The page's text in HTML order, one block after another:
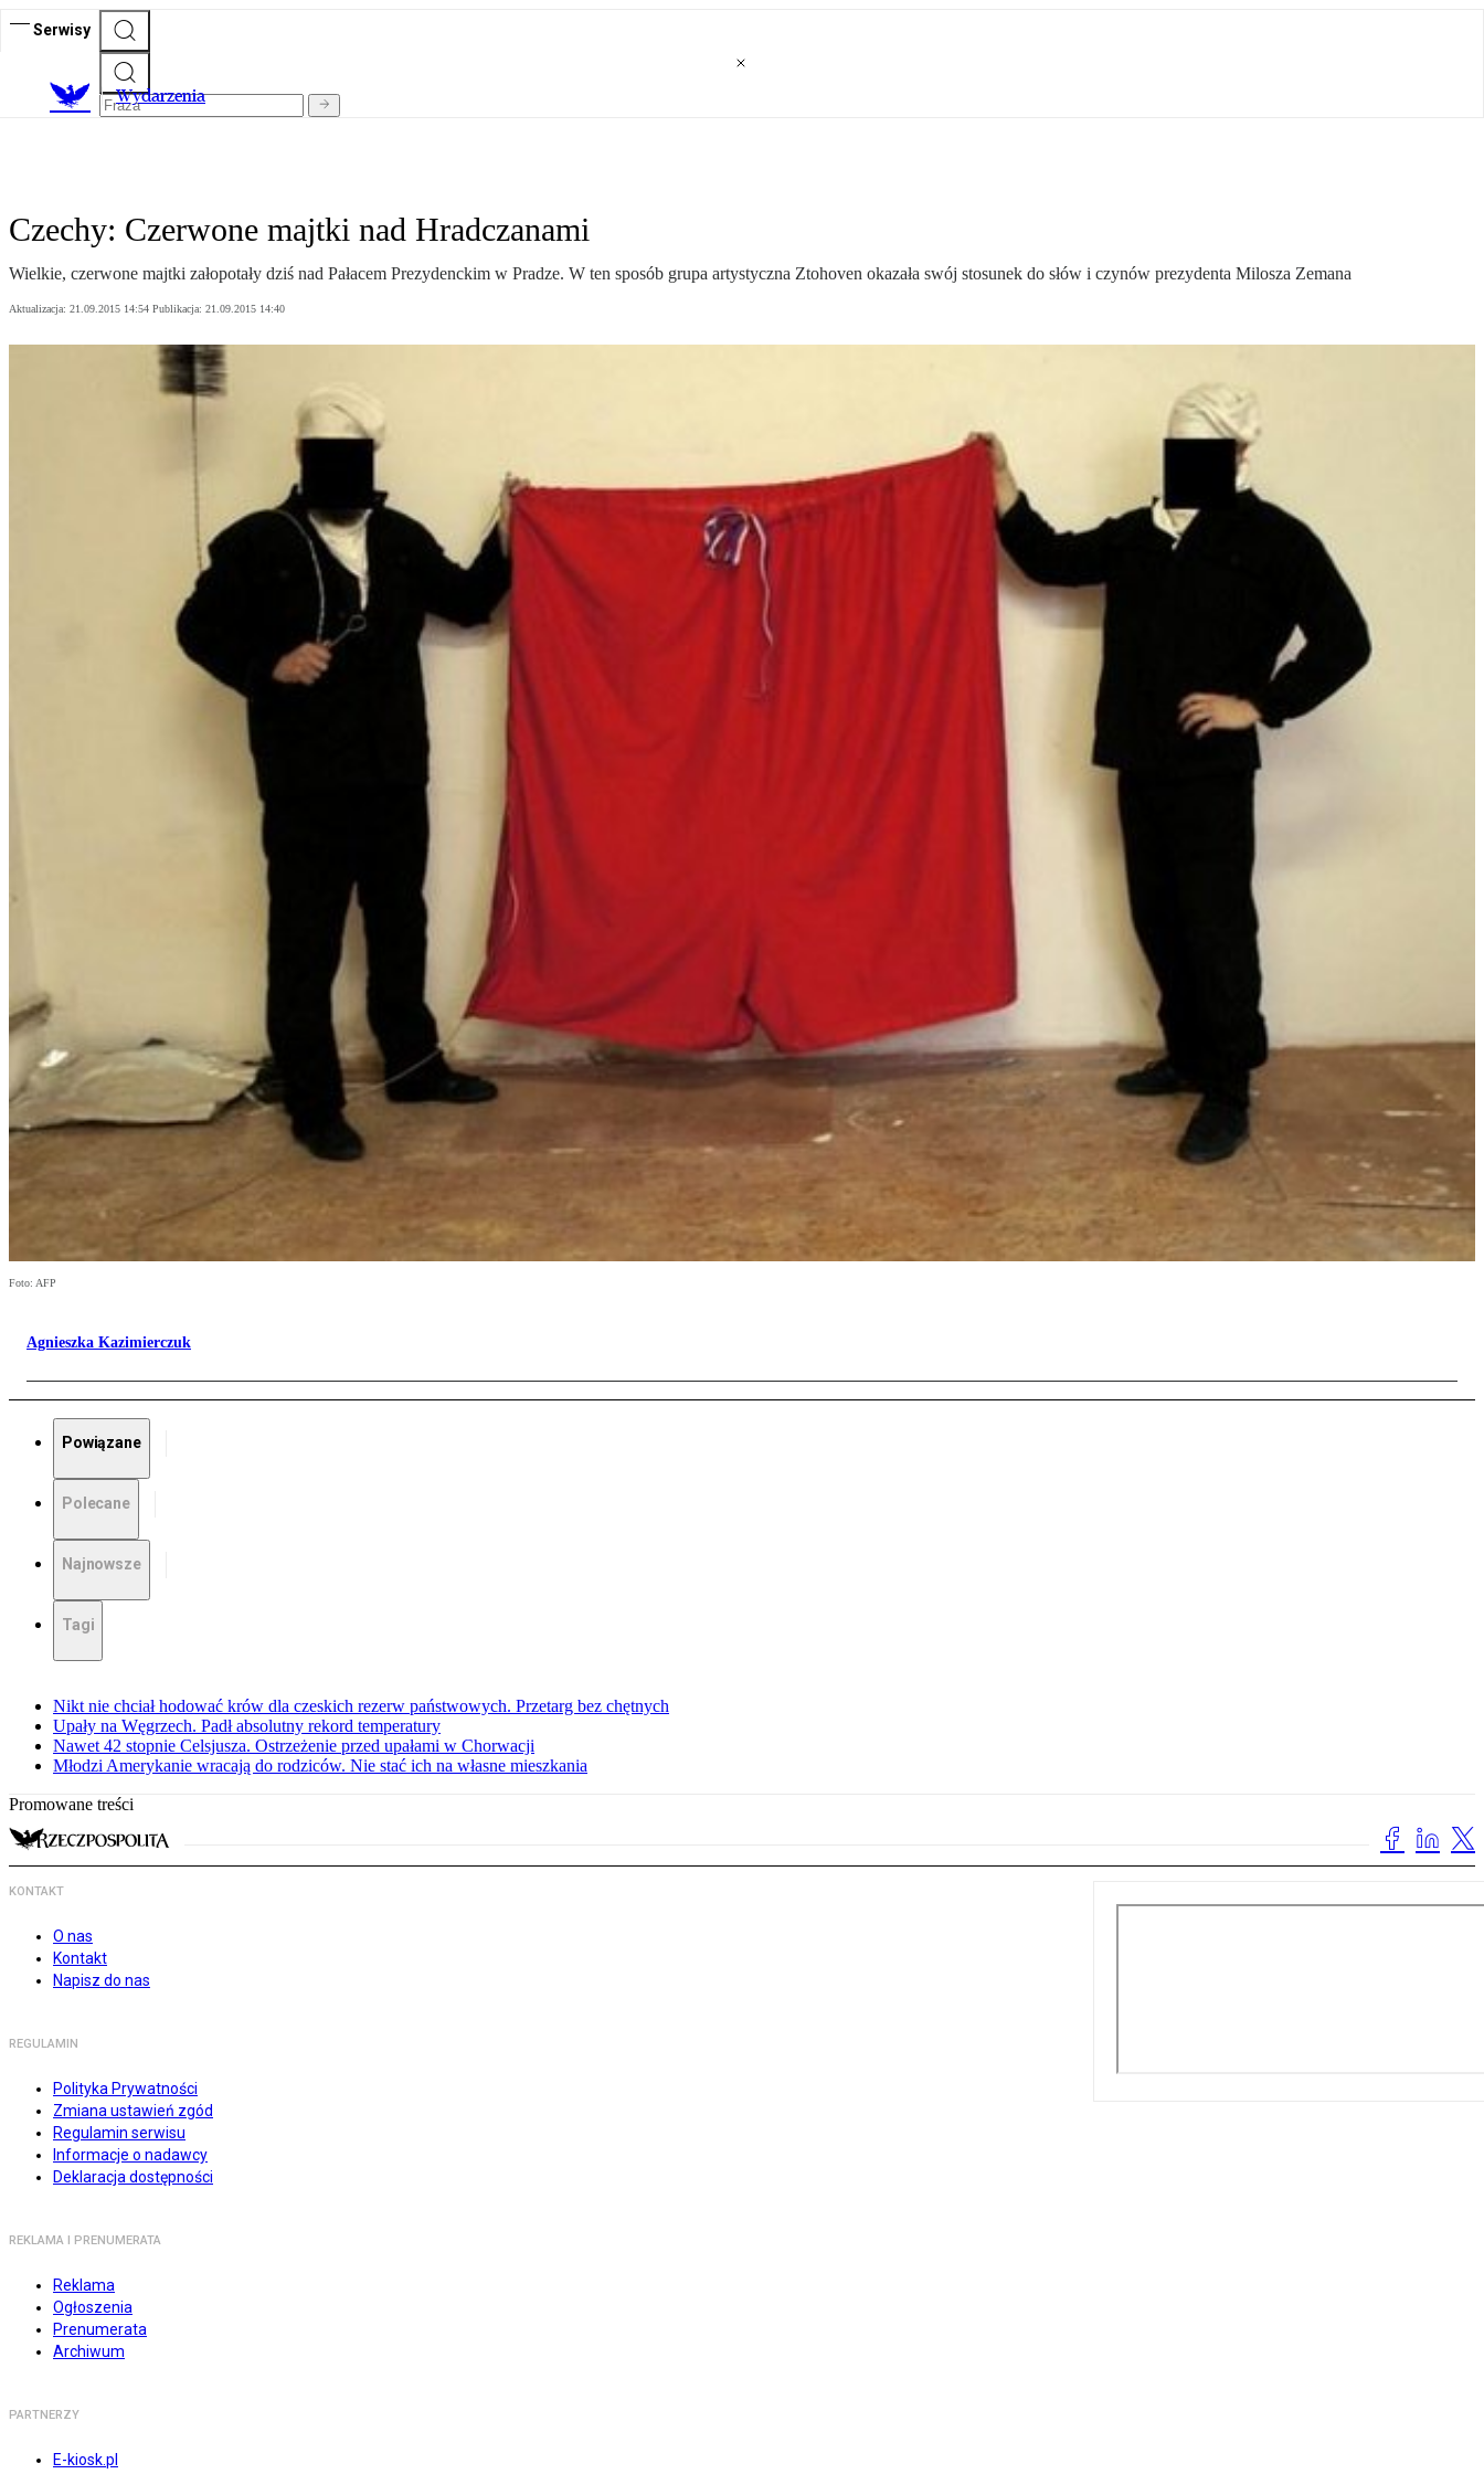
Serwisy
Wydarzenia
Czechy: Czerwone majtki nad Hradczanami
Wielkie, czerwone majtki załopotały dziś nad Pałacem Prezydenckim w Pradze. W ten sposób grupa artystyczna Ztohoven okazała swój stosunek do słów i czynów prezydenta Milosza Zemana
Aktualizacja: 21.09.2015 14:54 Publikacja: 21.09.2015 14:40
Foto: AFP
Agnieszka Kazimierczuk
Powiązane
Polecane
Najnowsze
Tagi
Nikt nie chciał hodować krów dla czeskich rezerw państwowych. Przetarg bez chętnych
Upały na Węgrzech. Padł absolutny rekord temperatury
Nawet 42 stopnie Celsjusza. Ostrzeżenie przed upałami w Chorwacji
Młodzi Amerykanie wracają do rodziców. Nie stać ich na własne mieszkania
Promowane treści
KONTAKT
O nas
Kontakt
Napisz do nas
REGULAMIN
Polityka Prywatności
Zmiana ustawień zgód
Regulamin serwisu
Informacje o nadawcy
Deklaracja dostępności
REKLAMA I PRENUMERATA
Reklama
Ogłoszenia
Prenumerata
Archiwum
PARTNERZY
E-kiosk.pl